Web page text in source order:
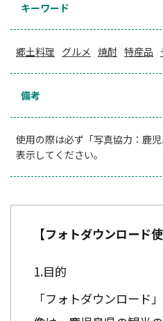
キーワード
郷土料理 グルメ 焼酎 特産品
備考
使用の際は必ず「写真協力：鹿
表示してください。
【フォトダウンロード
目的
「フォトダウンロード